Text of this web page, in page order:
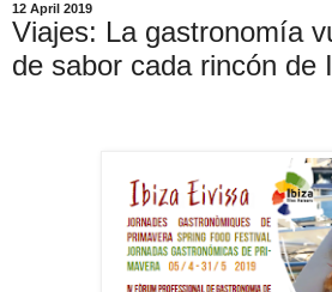
12 April 2019
Viajes: La gastronomía
de sabor cada rincón de